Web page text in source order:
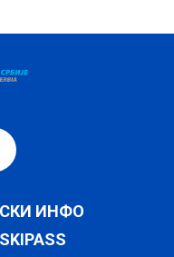
СКИ ИНФО
SKIPASS